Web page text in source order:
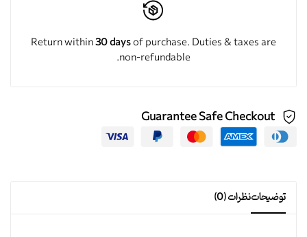
Return within30 daysof purchase. Duties & taxes are
non-refundable.
Guarantee Safe Checkout
توضیحاتنظرات (0)